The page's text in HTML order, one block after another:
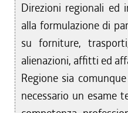
Direzioni regionali ed
alla formulazione di
su forniture,
alienazioni, affitti ed
Regione sia
necessario un esame